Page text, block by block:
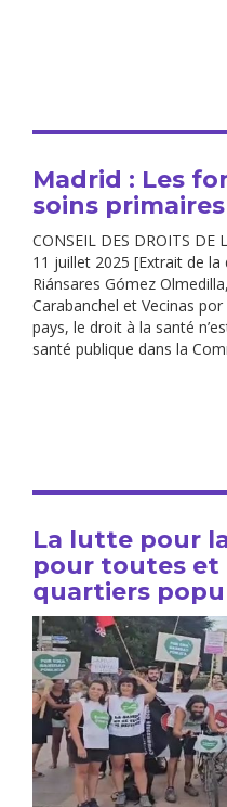
Madrid : Les
soins
CONSEIL DES DROITS DE
11 juillet 2025 [Extrait de la
Riánsares Gómez
Carabanchel et Vecinas
pays, le droit à la santé
santé publique dans la
La lutte pour
pour toutes et
quartiers